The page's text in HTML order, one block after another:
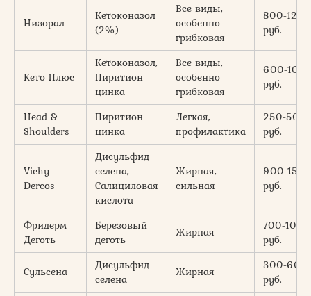
Низорал
Кетоконазол
(2%)
Все виды,
особенно
грибковая
800-1200
руб.
Кето Плюс
Кетоконазол,
Пиритион
цинка
Все виды,
особенно
грибковая
600-
руб.
Head &
Shoulders
Пиритион
цинка
Легкая,
профилактика
250-500
руб.
Vichy
Dercos
Дисульфид
селена,
Салициловая
кислота
Жирная,
сильная
900-1500
руб.
Фридерм
Деготь
Березовый
деготь
Жирная
700-1000
руб.
Сульсена
Дисульфид
селена
Жирная
300-600
руб.